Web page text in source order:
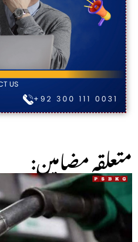
:متعلقہ مضامین